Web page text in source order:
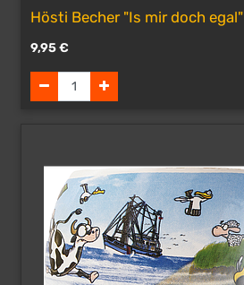
Hösti Becher "Is mir doch egal"
9,95€